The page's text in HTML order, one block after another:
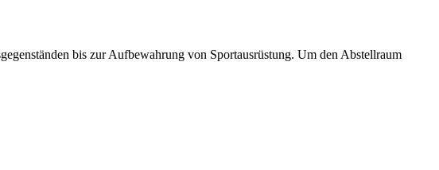
bis zur Aufbewahrung von Sportausrüstung. Um den Abstellraum